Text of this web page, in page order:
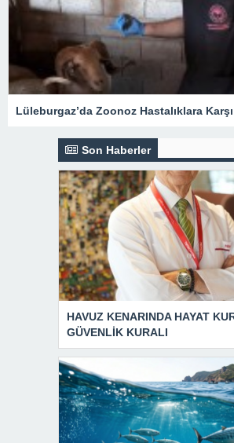
Son Haberler
HAVUZ KENARINDA HAYAT
GÜVENLİK KURALI